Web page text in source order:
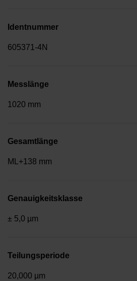
Identnummer
605371-4N
Messlänge
1020 mm
Gesamtlänge
ML+138 mm
Genauigkeitsklasse
± 5,0 µm
Teilungsperiode
20,000 µm